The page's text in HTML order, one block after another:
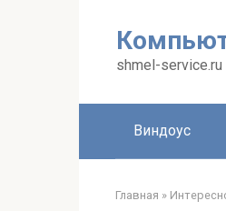
shmel-service.ru
Виндоус
Главная »